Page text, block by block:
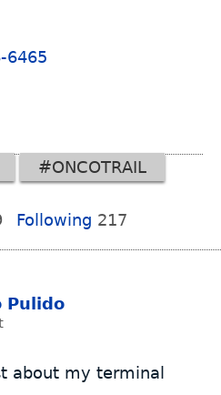
6465
#ONCOTRAIL
Following 217
Pulido
about my terminal